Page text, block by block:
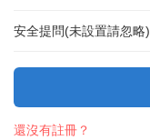
安全提問(未設置請忽略)
還沒有註冊？